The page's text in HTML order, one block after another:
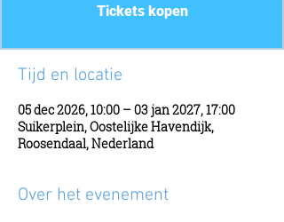
Tickets kopen
Tijd en locatie
05 dec 2026, 10:00 – 03 jan 2027, 17:00
Suikerplein, Oostelijke Havendijk,
Roosendaal, Nederland
Over het evenement